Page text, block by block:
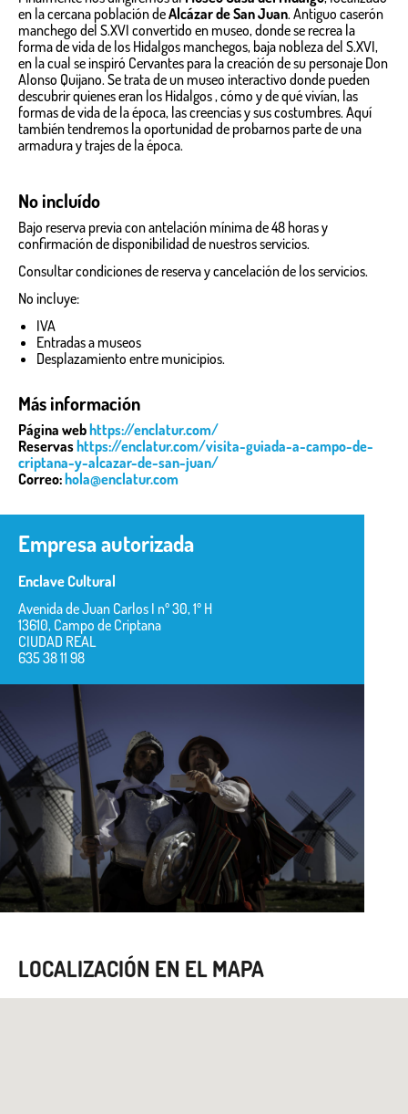
en la cercana población deAlcázar de San Juan. Antiguo caserón
manchego del S.XVI convertido en museo, donde se recrea la
forma de vida de los Hidalgos manchegos, baja nobleza del S.XVI,
en la cual se inspiró Cervantes para la creación de su personaje Don
Alonso Quijano. Se trata de un museo interactivo donde pueden
descubrir quienes eran los Hidalgos , cómo y de qué vivían, las
formas de vida de la época, las creencias y sus costumbres. Aquí
también tendremos la oportunidad de probarnos parte de una
armadura y trajes de la época.
No incluído
Bajo reserva previa con antelación mínima de 48 horas y
confirmación de disponibilidad de nuestros servicios.
Consultar condiciones de reserva y cancelación de los servicios.
No incluye:
IVA
Entradas a museos
Desplazamiento entre municipios.
Más información
Página web https://enclatur.com/
Reservas https://enclatur.com/visita-guiada-a-campo-de-
criptana-y-alcazar-de-san-juan/
Correo: hola@enclatur.com
Empresa autorizada
Enclave Cultural
Avenida de Juan Carlos I nº 30, 1º H
13610, Campo de Criptana
CIUDAD REAL
635 38 11 98
LOCALIZACIÓN EN EL MAPA